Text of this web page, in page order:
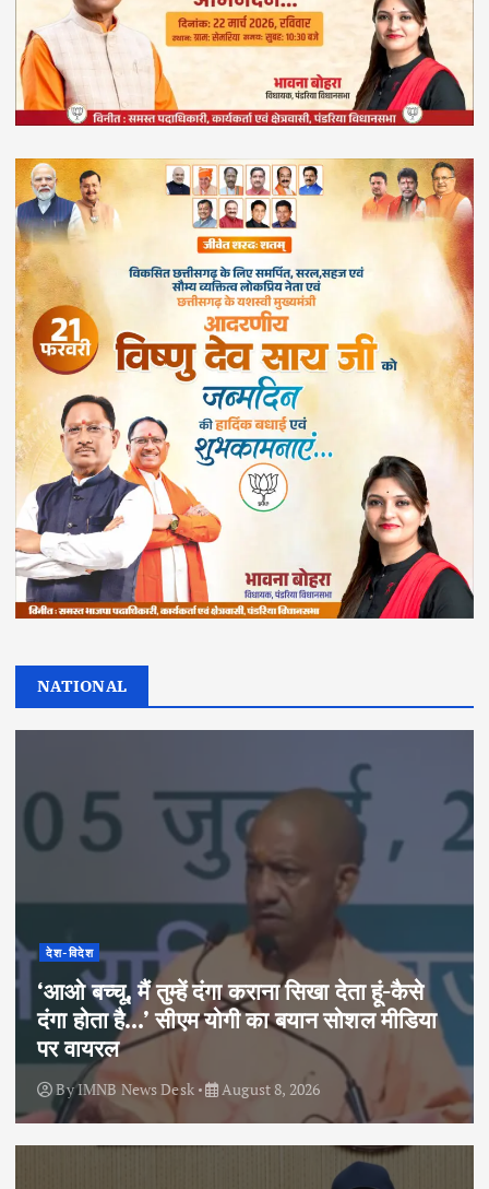
NATIONAL
देश-विदेश
‘आओ बच्चू, मैं तुम्हें दंगा कराना सिखा देता हूं-कैसे
दंगा होता है…’ सीएम योगी का बयान सोशल मीडिया
पर वायरल
ByIMNB News Desk August 8, 2026